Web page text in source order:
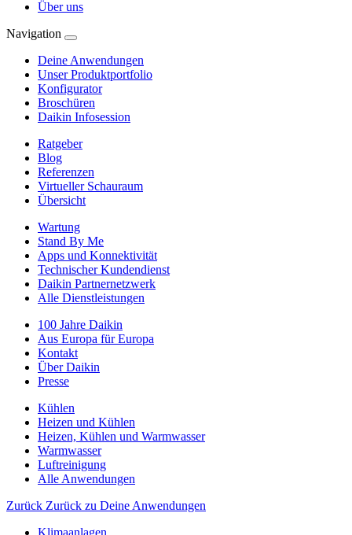
Über uns
Navigation
Deine Anwendungen
Unser Produktportfolio
Konfigurator
Broschüren
Daikin Infosession
Ratgeber
Blog
Referenzen
Virtueller Schauraum
Übersicht
Wartung
Stand By Me
Apps und Konnektivität
Technischer Kundendienst
Daikin Partnernetzwerk
Alle Dienstleistungen
100 Jahre Daikin
Aus Europa für Europa
Kontakt
Über Daikin
Presse
Kühlen
Heizen und Kühlen
Heizen, Kühlen und Warmwasser
Warmwasser
Luftreinigung
Alle Anwendungen
Zurück Zurück zu Deine Anwendungen
Klimaanlagen